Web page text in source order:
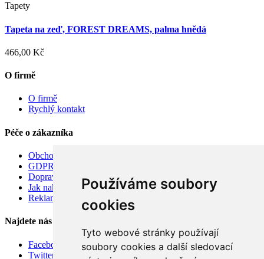
Používáme soubory
cookies
Tyto webové stránky používají
soubory cookies a další sledovací
Tapety
Tapeta na zeď, FOREST DREAMS, palma hnědá
466,00 Kč
O firmě
O firmě
Rychlý kontakt
Péče o zákazníka
Obchodní podmínky
GDPR
Doprava
Jak nakupovat
Reklamace
Najdete nás
Facebook
Twitter